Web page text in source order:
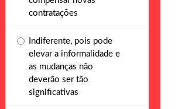
contratações
Indiferente, pois pode
elevar a informalidade e
as mudanças não
deverão ser tão
significativas